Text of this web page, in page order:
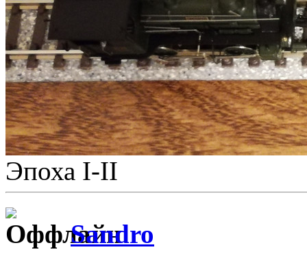
Эпоха I-II
Sandro